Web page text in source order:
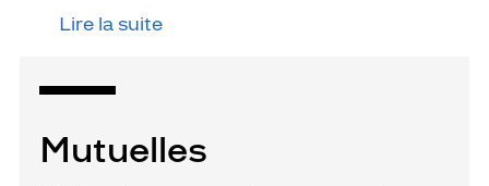
Lire la suite
Mutuelles